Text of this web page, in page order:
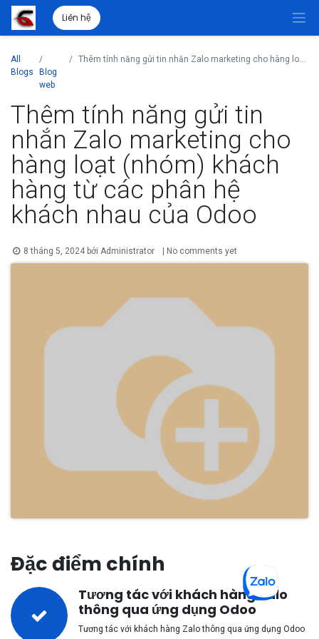
Liên hệ
All
Blogs
Blog
web
Thêm tính năng gửi tin nhắn Zalo marketing cho hàng loạt (nhóm) khách hàng từ các phân hệ khách nhau của Odoo
Thêm tính năng gửi tin
nhắn Zalo marketing cho
hàng loạt (nhóm) khách
hàng từ các phân hệ
khách nhau của Odoo
8 tháng 5, 2024 bởiAdministrator | No comments yet
Đặc điểm chính
Tương tác với khách hàng Zalo
thông qua ứng dụng Odoo
Tương tác với khách hàng Zalo thông qua ứng dụng Odoo